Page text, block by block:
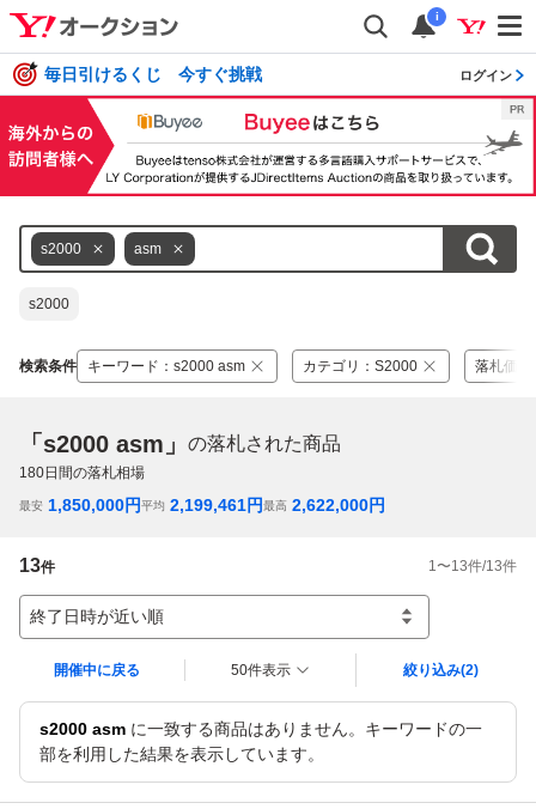
i
毎日引けるくじ 今すぐ挑戦 ログイン
s2000 asm
s2000
検索条件 キーワード ： s2000 asm カテゴリ ： S2000 落札価格
「s2000 asm」 の落札された商品
180日間の落札相場
最安 1,850,000円平均 2,199,461円最高 2,622,000円
13件 1 〜13件/13件
終了日時が近い順
開催中に戻る 50件表示 絞り込み(2)
s2000 asm に一致する商品はありません。キーワードの一
部を利用した結果を表示しています。